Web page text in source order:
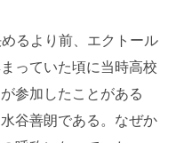
るより前、エクトール
っていた頃に当時高校
参加したことがある
谷善朗である。なぜか